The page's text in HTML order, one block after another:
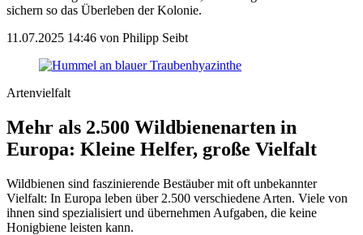
sichern so das Überleben der Kolonie.
11.07.2025 14:46 von Philipp Seibt
Artenvielfalt
Mehr als 2.500 Wildbienenarten in
Europa: Kleine Helfer, große Vielfalt
Wildbienen sind faszinierende Bestäuber mit oft unbekannter
Vielfalt: In Europa leben über 2.500 verschiedene Arten. Viele von
ihnen sind spezialisiert und übernehmen Aufgaben, die keine
Honigbiene leisten kann.